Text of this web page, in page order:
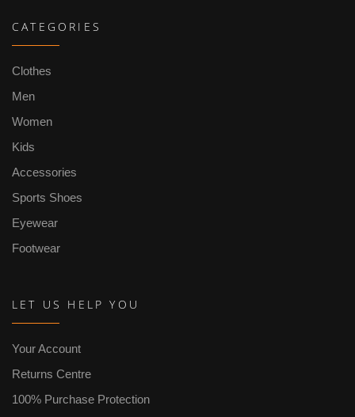
CATEGORIES
Clothes
Men
Women
Kids
Accessories
Sports Shoes
Eyewear
Footwear
LET US HELP YOU
Your Account
Returns Centre
100% Purchase Protection